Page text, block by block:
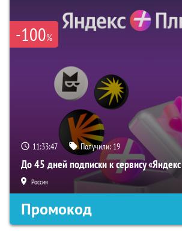
-100%
11:33:46 Получили: 19
До 45 дней подписки к сервису
Россия
Промокод